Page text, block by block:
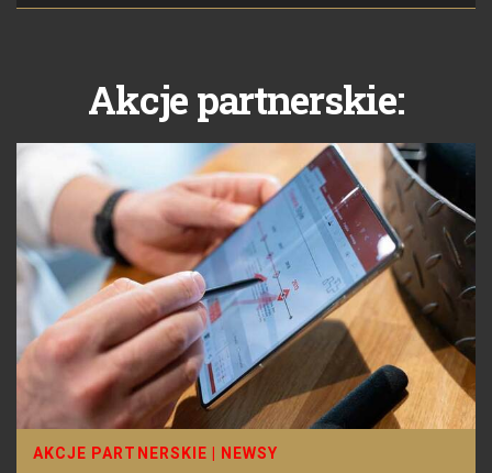
Akcje partnerskie:
AKCJE PARTNERSKIE
NEWSY